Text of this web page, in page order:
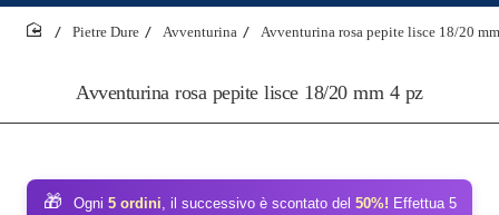
Avventurina rosa pepite lisce 18/20 mm 4 pz
Pietre Dure Avventurina Avventurina rosa pepite lisce 18/20
🎁 Ogni 5 ordini, il successivo è scontato del 50%! Effettua 5